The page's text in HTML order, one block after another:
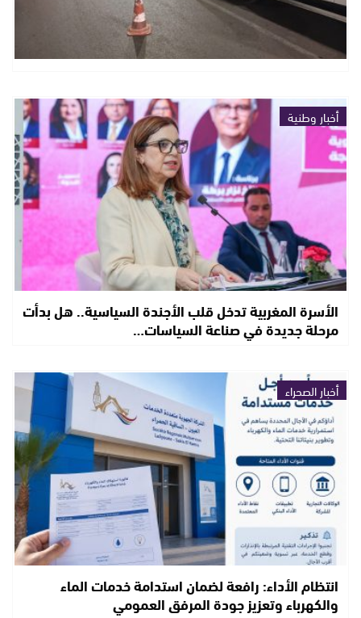
أخبار وطنية
الأسرة المغربية تدخل قلب الأجندة السياسية.. هل بدأت
مرحلة جديدة في صناعة السياسات…
أخبار الصحراء
انتظام الأداء: رافعة لضمان استدامة خدمات الماء
والكهرباء وتعزيز جودة المرفق العمومي